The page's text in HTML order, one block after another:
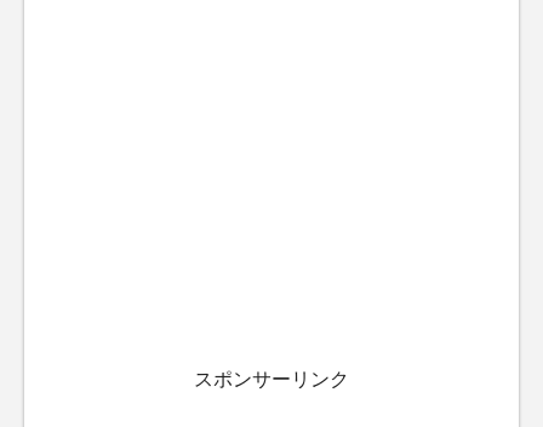
スポンサーリンク